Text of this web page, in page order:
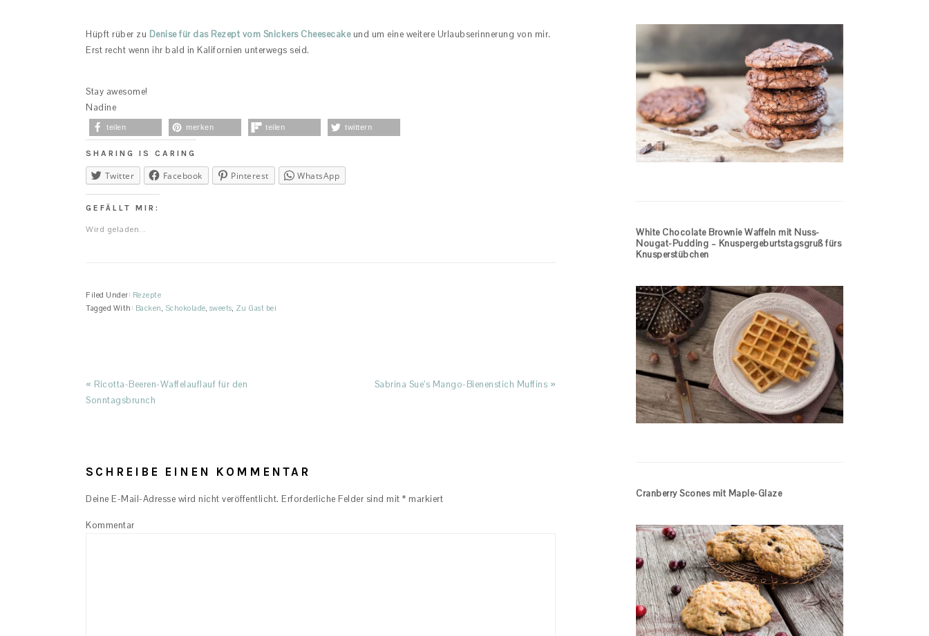
Hüpft rüber zu Denise für das Rezept vom Snickers Cheesecakeund um eine weitere Urlaubserinnerung von mir.
Erst recht wenn ihr bald in Kalifornien unterwegs seid.
Stay awesome!
Nadine
teilen merken teilen twittern
SHARING IS CARING
Twitter Facebook Pinterest WhatsApp
GEFÄLLT MIR:
Wird geladen...
Filed Under: Rezepte
Tagged With: Backen, Schokolade, sweets, Zu Gast bei
Previous
Post:
« Ricotta-Beeren-Waffelauflauf für den
Sonntagsbrunch
Next
Sabrina Sue’s Mango-Bienenstich Muffins »
SCHREIBE EINEN KOMMENTAR
Deine E-Mail-Adresse wird nicht veröffentlicht. Erforderliche Felder sind mit * markiert
Kommentar
White Chocolate Brownie Waffeln mit Nuss-
Nougat-Pudding – Knuspergeburtstagsgruß fürs
Knusperstübchen
Cranberry Scones mit Maple-Glaze